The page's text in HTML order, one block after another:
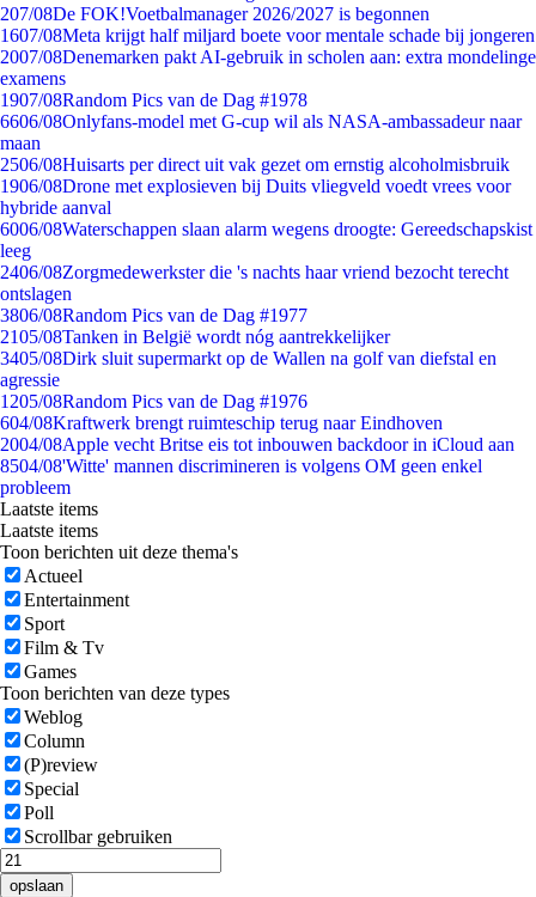
207/08De FOK!Voetbalmanager 2026/2027 is begonnen
1607/08Meta krijgt half miljard boete voor mentale schade bij jongeren
2007/08Denemarken pakt AI-gebruik in scholen aan: extra mondelinge
examens
1907/08Random Pics van de Dag #1978
6606/08Onlyfans-model met G-cup wil als NASA-ambassadeur naar
maan
2506/08Huisarts per direct uit vak gezet om ernstig alcoholmisbruik
1906/08Drone met explosieven bij Duits vliegveld voedt vrees voor
hybride aanval
6006/08Waterschappen slaan alarm wegens droogte: Gereedschapskist
leeg
2406/08Zorgmedewerkster die 's nachts haar vriend bezocht terecht
ontslagen
3806/08Random Pics van de Dag #1977
2105/08Tanken in België wordt nóg aantrekkelijker
3405/08Dirk sluit supermarkt op de Wallen na golf van diefstal en
agressie
1205/08Random Pics van de Dag #1976
604/08Kraftwerk brengt ruimteschip terug naar Eindhoven
2004/08Apple vecht Britse eis tot inbouwen backdoor in iCloud aan
8504/08'Witte' mannen discrimineren is volgens OM geen enkel
probleem
Laatste items
Laatste items
Toon berichten uit deze thema's
Actueel
Entertainment
Sport
Film & Tv
Games
Toon berichten van deze types
Weblog
Column
(P)review
Special
Poll
Scrollbar gebruiken
opslaan